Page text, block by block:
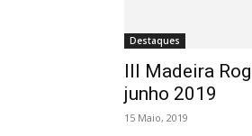
Destaques
III Madeira
junho 2019
15 Maio, 2019